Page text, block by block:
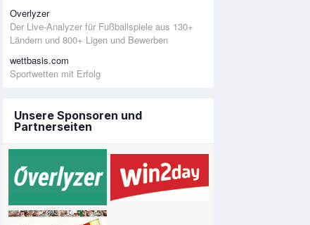
Overlyzer
Der Live-Analyzer für Fußballspiele aus 130+
Ländern und 800+ Ligen und Bewerben
wettbasis.com
Sportwetten mit Erfolg
Unsere Sponsoren und
Partnerseiten